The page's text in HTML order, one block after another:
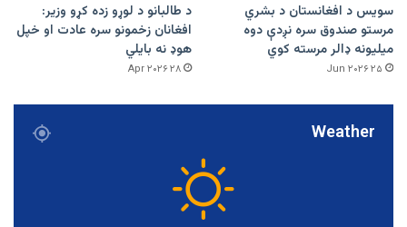
سویس د افغانستان د بشري
مرستو صندوق سره نږدې دوه
میلیونه ډالر مرسته کوي
۲۵ Jun ۲۰۲۶
د طالبانو د لوړو زده کړو وزیر:
افغانان زخمونو سره عادت او خپل
هوډ نه بایلي
۲۸ Apr ۲۰۲۶
Weather